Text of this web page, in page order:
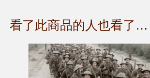
看了此商品的人也看了…